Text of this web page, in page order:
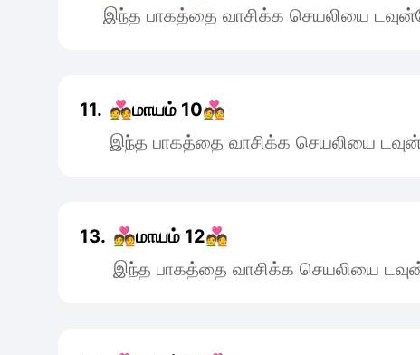
இந்த பாகத்தை வாசிக்க செயலியை
11. 💑மாயம் 10💑
இந்த பாகத்தை வாசிக்க செயலியை
13. 💑மாயம் 12💑
இந்த பாகத்தை வாசிக்க செயலியை